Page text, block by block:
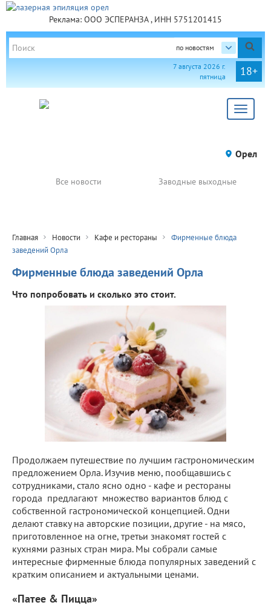
Реклама: ООО ЭСПЕРАНЗА , ИНН 5751201415
по новостям
18+
7 августа 2026 г.
пятница
Toggle
Орел
Все новости Заводные выходные
Главная Новости Кафе и рестораны
Фирменные блюда
заведений Орла
Фирменные блюда заведений Орла
Что попробовать и сколько это стоит.
Продолжаем путешествие по лучшим гастрономическим
предложением Орла. Изучив меню, пообщавшись с
сотрудниками, стало ясно одно - кафе и рестораны
города предлагают множество вариантов блюд с
собственной гастрономической концепцией. Одни
делают ставку на авторские позиции, другие - на мясо,
приготовленное на огне, третьи знакомят гостей с
кухнями разных стран мира. Мы собрали самые
интересные фирменные блюда популярных заведений с
кратким описанием и актуальными ценами.
«Патее & Пицца»